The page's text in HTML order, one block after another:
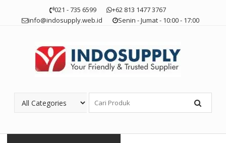
021 - 735 6599
+62 813 1477 3767
info@indosupply.web.id
Senin - Jumat - 10:00 - 17:00